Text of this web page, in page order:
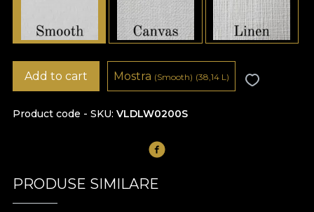
Product code - SKU VLDLW0200S
Add to cart Mostra (Smooth) (38,14 L )
PRODUSE SIMILARE